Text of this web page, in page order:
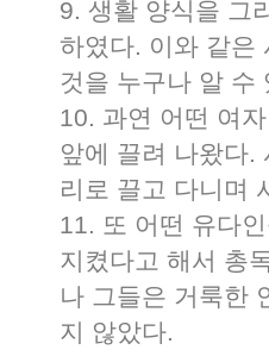
9. 생활 양식을 그
하였다. 이와 같은
것을 누구나 알 수
10. 과연 어떤 여
앞에 끌려 나왔다.
리로 끌고 다니며
11. 또 어떤 유다
지켰다고 해서 총
나 그들은 거룩한
지 않았다.